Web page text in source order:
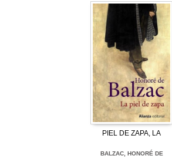
PIEL DE ZAPA, LA
BALZAC, HONORÉ DE